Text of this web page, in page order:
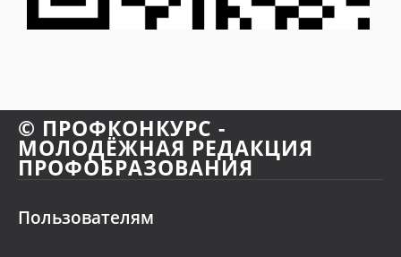
© ПРОФКОНКУРС -
МОЛОДЁЖНАЯ РЕДАКЦИЯ
ПРОФОБРАЗОВАНИЯ
Пользователям